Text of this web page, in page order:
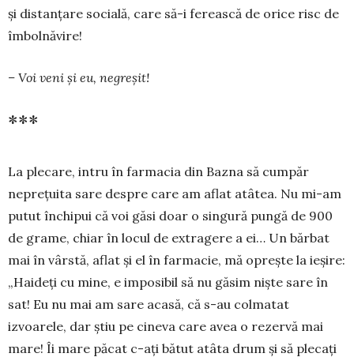
și distanțare socială, care să-i ferească de orice risc de
îmbolnăvire!
– Voi veni și eu, negreșit!
***
La plecare, intru în farmacia din Bazna să cumpăr
neprețuita sare despre care am aflat atâtea. Nu mi-am
putut închipui că voi găsi doar o sin­gură pungă de 900
de grame, chiar în locul de extragere a ei… Un bărbat
mai în vârstă, aflat și el în farmacie, mă oprește la ieșire:
„Haideți cu mine, e imposibil să nu găsim niște sare în
sat! Eu nu mai am sare acasă, că s-au colmatat
izvoarele, dar știu pe cineva care avea o rezervă mai
mare! Îi mare păcat c-ați bătut atâta drum și să plecați